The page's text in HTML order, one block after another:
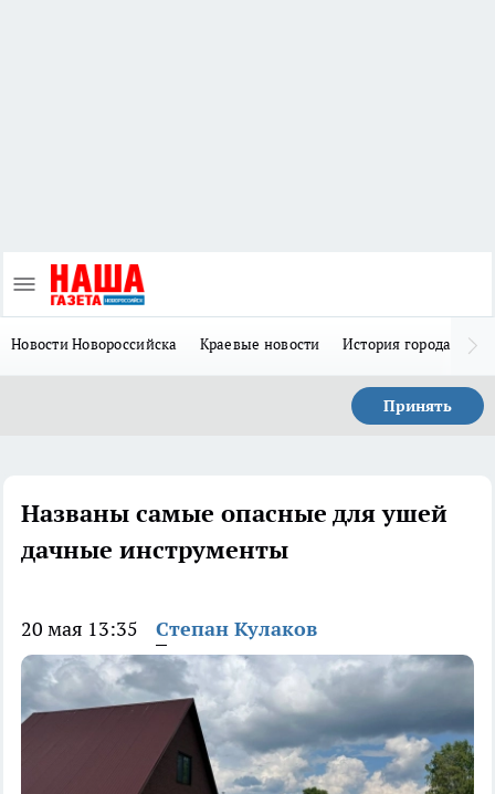
Новости Новороссийска Краевые новости История города Н
Принять
Названы самые опасные для ушей
дачные инструменты
20 мая 13:35 Степан Кулаков